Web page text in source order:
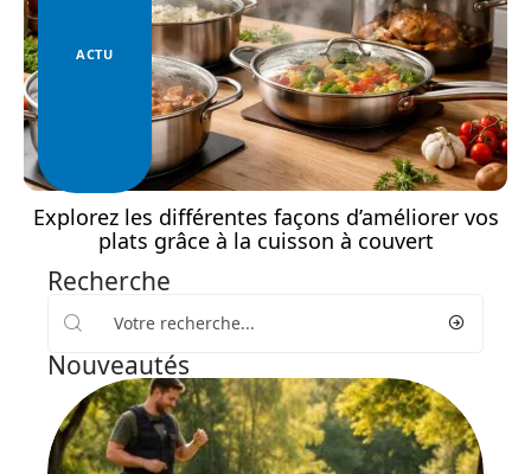
ACTU
Explorez les différentes façons d’améliorer vos
plats grâce à la cuisson à couvert
Recherche
Nouveautés